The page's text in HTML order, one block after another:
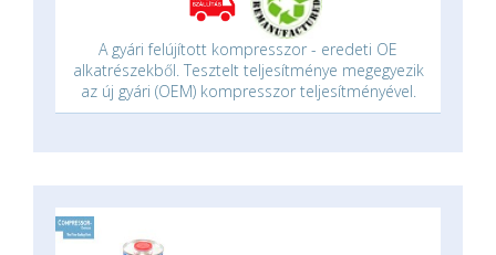
A gyári felújított kompresszor - eredeti OE
alkatrészekből. Tesztelt teljesítménye megegyezik
az új gyári (OEM) kompresszor teljesítményével.